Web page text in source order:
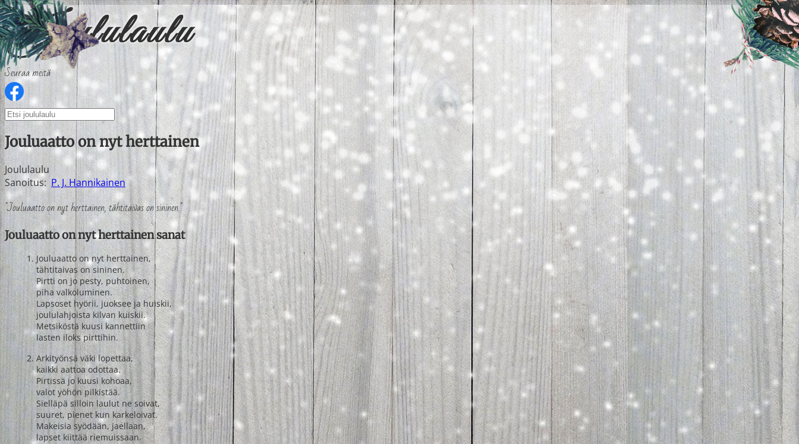
Seuraa meitä
Jouluaatto on nyt herttainen
Joululaulu
Sanoitus: P. J. Hannikainen
"Jouluaatto on nyt herttainen, tähtitaivas on sininen."
Jouluaatto on nyt herttainen sanat
Jouluaatto on nyt herttainen,
tähtitaivas on sininen.
Pirtti on jo pesty, puhtoinen,
piha valkoluminen.
Lapsoset hyörii, juoksee ja huiskii,
joululahjoista kilvan kuiskii.
Metsiköstä kuusi kannettiin
lasten iloks pirttihin.
Arkityönsä väki lopettaa,
kaikki aattoa odottaa.
Pirtissä jo kuusi kohoaa,
valot yöhön pilkistää.
Sielläpä silloin laulut ne soivat,
suuret, pienet kun karkeloivat.
Makeisia syödään, jaellaan,
lapset kiittää riemuissaan.